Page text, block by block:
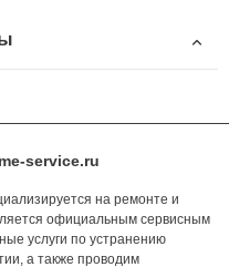
service.ru
на ремонте и
официальным сервисным
услуги по устранению
а также проводим